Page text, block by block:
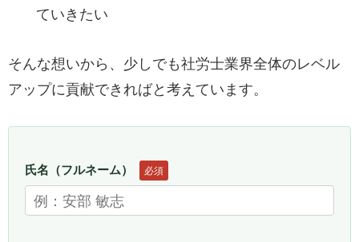
ていきたい
そんな想いから、少しでも社労士業界全体のレベル
アップに貢献できればと考えています。
氏名（フルネーム） 必須